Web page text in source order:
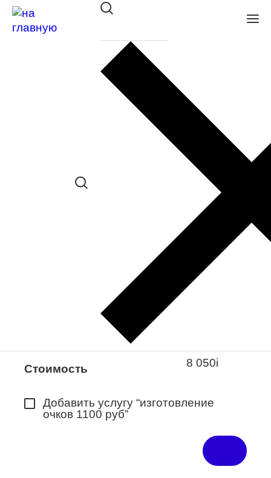
Оправа Megapolis 1407 BLACK
в наличии (Больше 5 шт.) *наличие
товара в конкретном салоне
необходимо уточнять отдельно
Закажите понравившуюся модель
в ближайший салон “Оптик-Экспресс”.
*Доступно для Республики
Стоимость 8 050i
Добавить услугу “изготовление
очков 1100 руб”
Сравнить товар